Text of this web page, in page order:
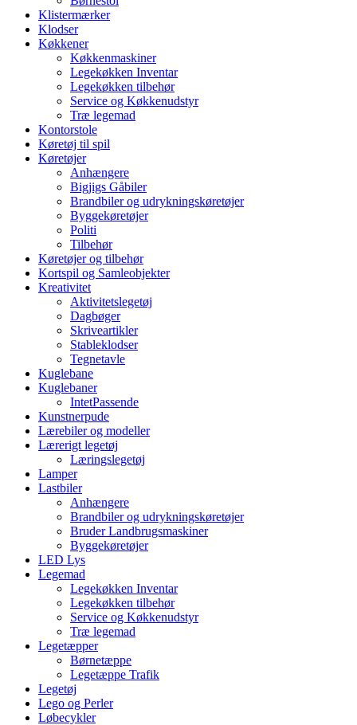
Klistermærker
Klodser
Køkkener
Køkkenmaskiner
Legekøkken Inventar
Legekøkken tilbehør
Service og Køkkenudstyr
Træ legemad
Kontorstole
Køretøj til spil
Køretøjer
Anhængere
Bigjigs Gåbiler
Brandbiler og udrykningskøretøjer
Byggekøretøjer
Politi
Tilbehør
Køretøjer og tilbehør
Kortspil og Samleobjekter
Kreativitet
Aktivitetslegetøj
Dagbøger
Skriveartikler
Stableklodser
Tegnetavle
Kuglebane
Kuglebaner
IntetPassende
Kunstnerpude
Lærebiler og modeller
Lærerigt legetøj
Læringslegetøj
Lamper
Lastbiler
Anhængere
Brandbiler og udrykningskøretøjer
Bruder Landbrugsmaskiner
Byggekøretøjer
LED Lys
Legemad
Legekøkken Inventar
Legekøkken tilbehør
Service og Køkkenudstyr
Træ legemad
Legetæpper
Børnetæppe
Legetæppe Trafik
Legetøj
Lego og Perler
Løbecykler